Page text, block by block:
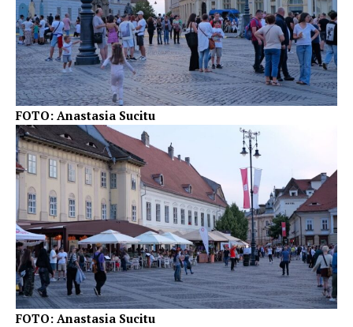
FOTO: Anastasia Sucitu
FOTO: Anastasia Sucitu